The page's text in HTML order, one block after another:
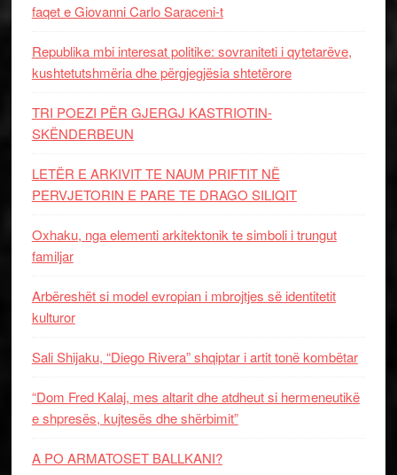
faqet e Giovanni Carlo Saraceni-t
Republika mbi interesat politike: sovraniteti i qytetarëve,
kushtetutshmëria dhe përgjegjësia shtetërore
TRI POEZI PËR GJERGJ KASTRIOTIN-
SKËNDERBEUN
LETËR E ARKIVIT TE NAUM PRIFTIT NË
PERVJETORIN E PARE TE DRAGO SILIQIT
Oxhaku, nga elementi arkitektonik te simboli i trungut
familjar
Arbëreshët si model evropian i mbrojtjes së identitetit
kulturor
Sali Shijaku, “Diego Rivera” shqiptar i artit tonë kombëtar
“Dom Fred Kalaj, mes altarit dhe atdheut si hermeneutikë
e shpresës, kujtesës dhe shërbimit”
A PO ARMATOSET BALLKANI?